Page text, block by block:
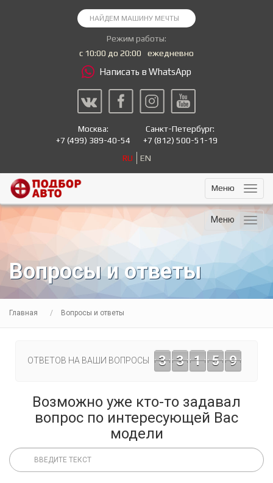
Режим работы:
с 10:00 до 20:00
ежедневно
Написать в WhatsApp
Москва:
+7 (499) 389-40-54
Санкт-Петербург:
+7 (812) 500-51-19
RU
EN
Меню
Меню
Вопросы и ответы
Главная Вопросы и ответы
ОТВЕТОВ НА ВАШИ ВОПРОСЫ 3 3 1 5 9
Возможно уже кто-то задавал
вопрос по интересующей Вас
модели